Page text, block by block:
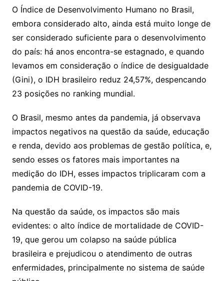
O Índice de Desenvolvimento Humano no Brasil,
embora considerado alto, ainda está muito longe de
ser considerado suficiente para o desenvolvimento
do país: há anos encontra-se estagnado, e quando
levamos em consideração o índice de desigualdade
(Gini), o IDH brasileiro reduz 24,57%, despencando
23 posições no ranking mundial.
O Brasil, mesmo antes da pandemia, já observava
impactos negativos na questão da saúde, educação
e renda, devido aos problemas de gestão política, e,
sendo esses os fatores mais importantes na
medição do IDH, esses impactos triplicaram com a
pandemia de COVID-19.
Na questão da saúde, os impactos são mais
evidentes: o alto índice de mortalidade de COVID-
19, que gerou um colapso na saúde pública
brasileira e prejudicou o atendimento de outras
enfermidades, principalmente no sistema de saúde